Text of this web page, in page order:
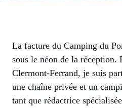
La facture du Camping du
sous le néon de la réception.
Clermont-Ferrand, je suis
une chaîne privée et un
tant que rédactrice